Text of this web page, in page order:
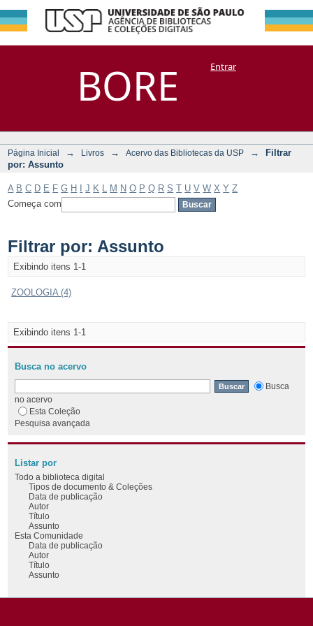
BORE
Filtrar por:
Assunto
DSpace/Manakin + CoriscoEntrar
Página Inicial → Livros → Acervo das Bibliotecas da USP →
Filtrar
por: Assunto
A B C D E F G H J K M N O P Q R S T U V W X Y Z
Começa com
Filtrar por: Assunto
Exibindo itens 1-1
ZOOLOGIA (4)
Exibindo itens 1-1
Busca no acervo
Busca
no acervo
Esta Coleção
Pesquisa avançada
Listar por
Todo a biblioteca digital
Tipos de documento & Coleções
Data de publicação
Autor
Título
Assunto
Esta Comunidade
Data de publicação
Autor
Título
Assunto